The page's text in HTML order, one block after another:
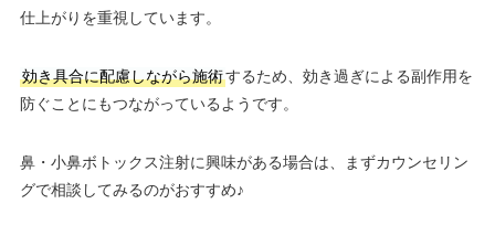
仕上がりを重視しています。
効き具合に配慮しながら施術するため、効き過ぎによる副作用を
防ぐことにもつながっているようです。
鼻・小鼻ボトックス注射に興味がある場合は、まずカウンセリン
グで相談してみるのがおすすめ♪